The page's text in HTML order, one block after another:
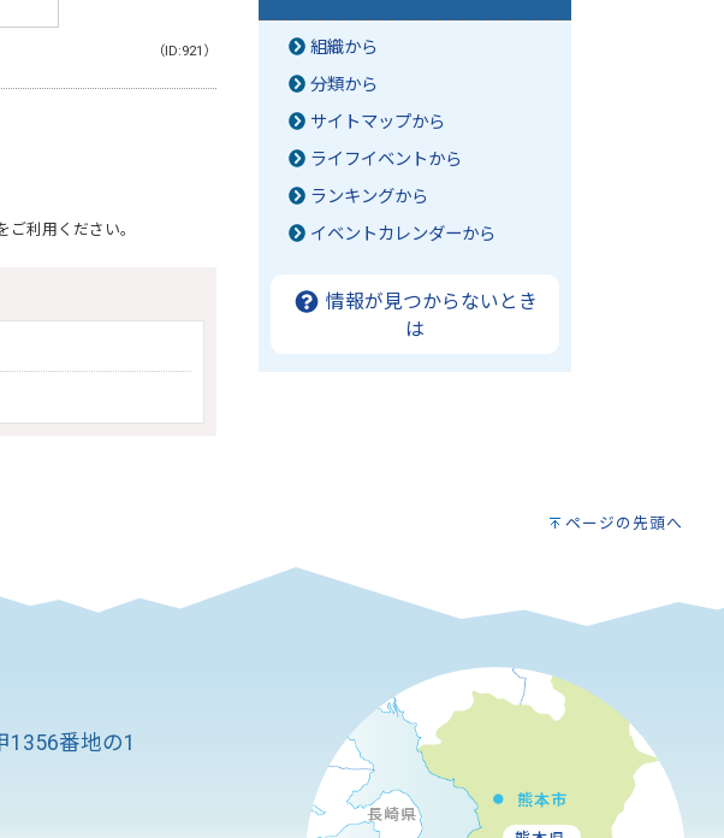
（ID:921）
利用ください。
組織から
分類から
サイトマップから
ライフイベントから
ランキングから
イベントカレンダーから
情報が見つからないとき
は
ページの先頭へ
1356番地の1